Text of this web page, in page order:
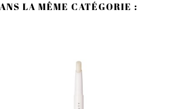
LA MÊME CATÉGORIE :